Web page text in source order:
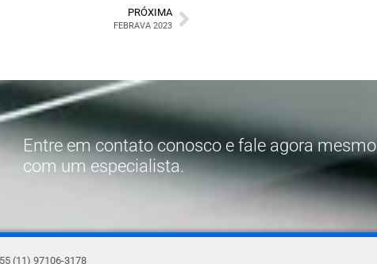
PRÓXIMA
FEBRAVA 2023
Entre em contato conosco e fale agora mesmo
com um especialista.
(11) 97106-3178